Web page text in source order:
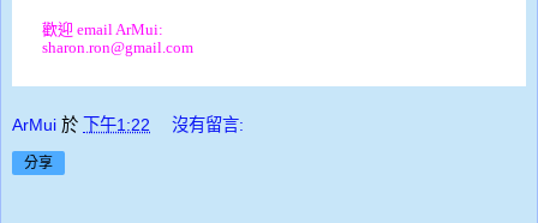
歡迎 email ArMui:
sharon.ron@gmail.com
ArMui 於 下午1:22 沒有留言:
分享